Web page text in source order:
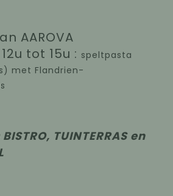
AAROVA
tot 15u : speltpasta
met Flandrien-
BISTRO, TUINTERRAS en